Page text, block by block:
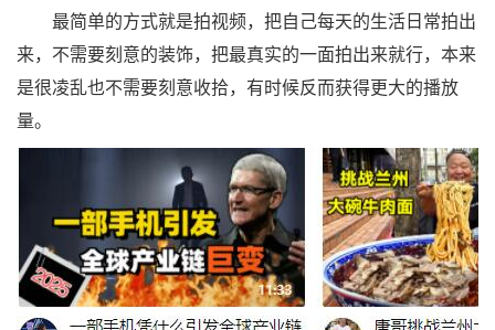
最简单的方式就是拍视频，把自己每天的生活日常拍出
来，不需要刻意的装饰，把最真实的一面拍出来就行，本来
是很凌乱也不需要刻意收拾，有时候反而获得更大的播放
量。